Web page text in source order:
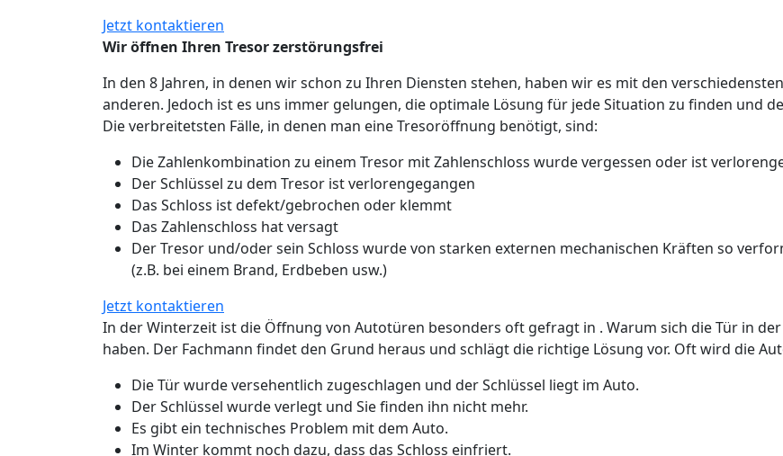
Jetzt kontaktieren
Wir öffnen Ihren Tresor zerstörungsfrei
In den 8 Jahren, in denen wir schon zu Ihren Diensten stehen, haben wir es mit den
anderen. Jedoch ist es uns immer gelungen, die optimale Lösung für jede Situation zu finden und
Die verbreitetsten Fälle, in denen man eine Tresoröffnung benötigt, sind:
Die Zahlenkombination zu einem Tresor mit Zahlenschloss wurde vergessen oder ist
Der Schlüssel zu dem Tresor ist verlorengegangen
Das Schloss ist defekt/gebrochen oder klemmt
Das Zahlenschloss hat versagt
Der Tresor und/oder sein Schloss wurde von starken externen mechanischen Kräften so
(z.B. bei einem Brand, Erdbeben usw.)
Jetzt kontaktieren
In der Winterzeit ist die Öffnung von Autotüren besonders oft gefragt in . Warum sich die Tür in
haben. Der Fachmann findet den Grund heraus und schlägt die richtige Lösung vor. Oft wird die
Die Tür wurde versehentlich zugeschlagen und der Schlüssel liegt im Auto.
Der Schlüssel wurde verlegt und Sie finden ihn nicht mehr.
Es gibt ein technisches Problem mit dem Auto.
Im Winter kommt noch dazu, dass das Schloss einfriert.